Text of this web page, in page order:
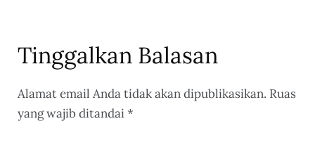
Tinggalkan Balasan
Alamat email Anda tidak akan dipublikasikan. Ruas
yang wajib ditandai*